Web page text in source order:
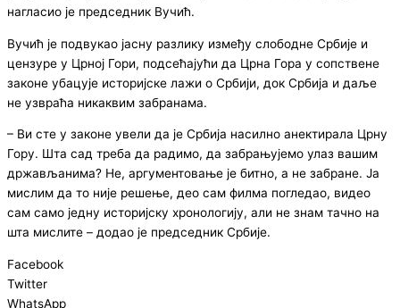
нагласио је председник Вучић.
Вучић је подвукао јасну разлику између слободне Србије и
цензуре у Црној Гори, подсећајући да Црна Гора у сопствене
законе убацује историјске лажи о Србији, док Србија и даље
не узвраћа никаквим забранама.
– Ви сте у законе увели да је Србија насилно анектирала Црну
Гору. Шта сад треба да радимо, да забрањујемо улаз вашим
држављанима? Не, аргументовање је битно, а не забране. Ја
мислим да то није решење, део сам филма погледао, видео
сам само једну историјску хронологију, али не знам тачно на
шта мислите – додао је председник Србије.
Facebook
Twitter
WhatsApp